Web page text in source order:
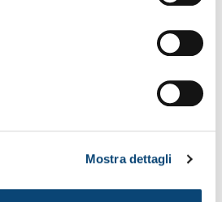
Mostra dettagli